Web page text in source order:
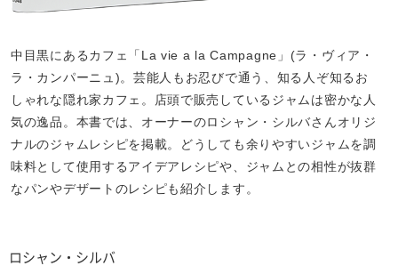
中目黒にあるカフェ「La vie a la Campagne」(ラ・ヴィア・
ラ・カンパーニュ)。芸能人もお忍びで通う、知る人ぞ知るお
しゃれな隠れ家カフェ。店頭で販売しているジャムは密かな人
気の逸品。本書では、オーナーのロシャン・シルバさんオリジ
ナルのジャムレシピを掲載。どうしても余りやすいジャムを調
味料として使用するアイデアレシピや、ジャムとの相性が抜群
なパンやデザートのレシピも紹介します。
ロシャン・シルバ